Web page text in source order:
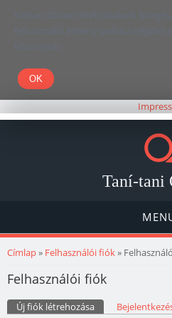
Kedves Olvasó! Weboldalunk
felhasználói élmény javítása céljából
Köszönjük!
Taní-tani
Jelenlegi hely
Címlap» Felhasználói fiók»
Felhasználói fiók
Elsődleges fülek
Új fiók létrehozása (aktív fül)